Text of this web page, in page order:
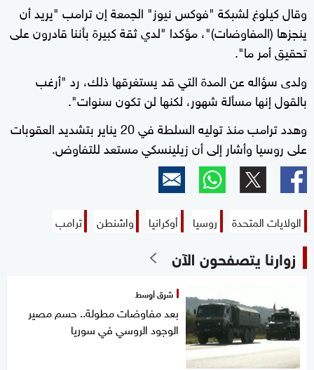
وقال كيلوغ لشبكة "فوكس نيوز" الجمعة إن ترامب "يريد أن
ينجزها (المفاوضات)"، مؤكدا "لدي ثقة كبيرة بأننا قادرون على
تحقيق أمر ما".
ولدى سؤاله عن المدة التي قد يستغرقها ذلك، رد "أرغب
بالقول إنها مسألة شهور، لكنها لن تكون سنوات".
وهدد ترامب منذ توليه السلطة في 20 يناير بتشديد العقوبات
على روسيا وأشار إلى أن زيلينسكي مستعد للتفاوض.
الولايات المتحدة روسيا أوكرانيا واشنطن ترامب
زوارنا يتصفحون الآن
شرق أوسط
بعد مفاوضات مطولة.. حسم مصير
الوجود الروسي في سوريا